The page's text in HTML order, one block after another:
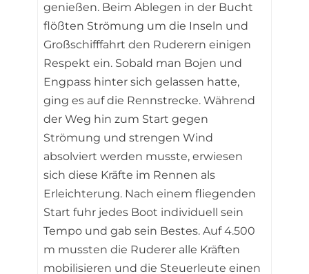
genießen. Beim Ablegen in der Bucht
flößten Strömung um die Inseln und
Großschifffahrt den Ruderern einigen
Respekt ein. Sobald man Bojen und
Engpass hinter sich gelassen hatte,
ging es auf die Rennstrecke. Während
der Weg hin zum Start gegen
Strömung und strengen Wind
absolviert werden musste, erwiesen
sich diese Kräfte im Rennen als
Erleichterung. Nach einem fliegenden
Start fuhr jedes Boot individuell sein
Tempo und gab sein Bestes. Auf 4.500
m mussten die Ruderer alle Kräften
mobilisieren und die Steuerleute einen